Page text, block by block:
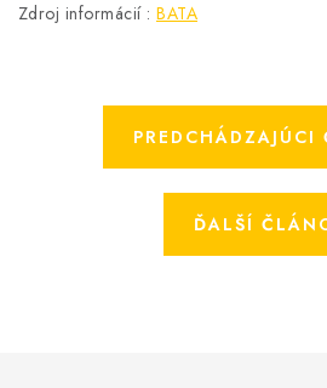
Zdroj informácií : BATA
PREDCHÁDZAJÚCI
ĎALŠÍ